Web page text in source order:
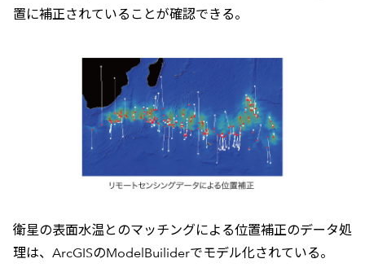
置に補正されていることが確認できる。
衛星の表面水温とのマッチングによる位置補正のデータ処
理は、ArcGISのModelBuiliderでモデル化されている。